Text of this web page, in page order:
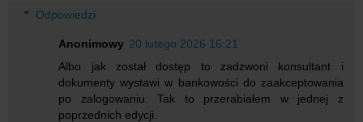
Odpowiedzi
Anonimowy 20 lutego 2026 16:21
Albo jak został dostęp to zadzwoni konsultant i
dokumenty wystawi w bankowości do zaakceptowania
po zalogowaniu. Tak to przerabiałem w jednej z
poprzednich edycji.